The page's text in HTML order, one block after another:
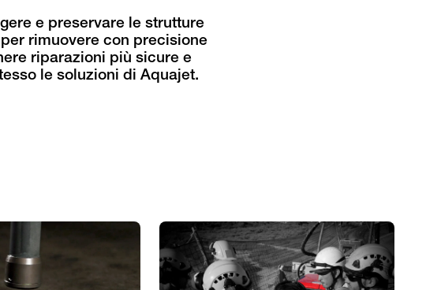
e preservare le strutture
rimuovere con precisione
riparazioni più sicure e
le soluzioni di Aquajet.